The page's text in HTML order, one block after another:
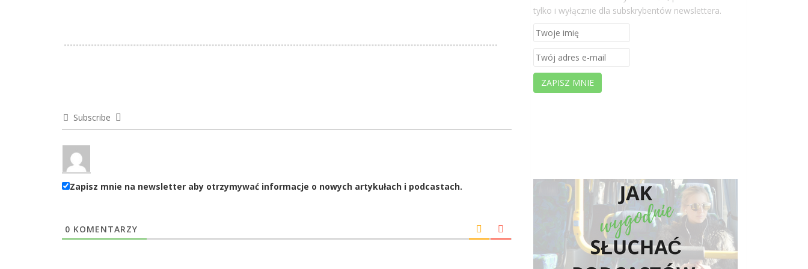
Subscribe
Zapisz mnie na newsletter aby otrzymywać informacje o nowych artykułach i podcastach.
0 KOMENTARZY
tylko i wyłącznie dla subskrybentów newslettera.